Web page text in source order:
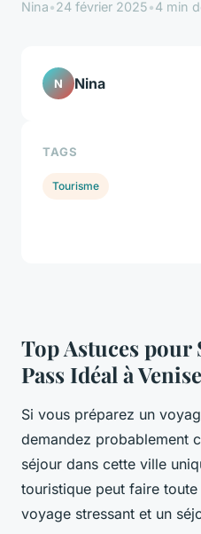
Nina•24 février 2025•4 min
Top Astuces pour
Pass Idéal à Venise
Si vous préparez un
demandez probablement
séjour dans cette ville
touristique peut faire
voyage stressant et un
N Nina
TAGS
Tourisme